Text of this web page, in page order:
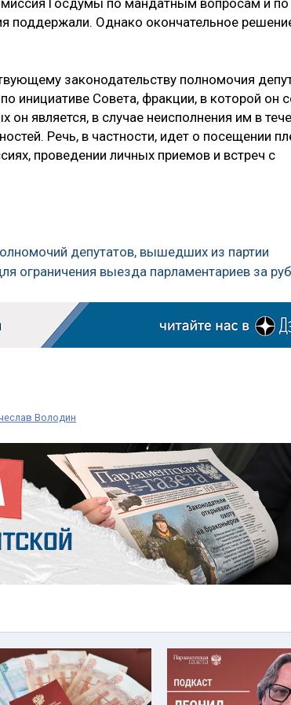
поддержали. Однако окончательное
законодательству полномочия
инициативе Совета, фракции, в которой он
является, в случае неисполнения им в
Речь, в частности, идет о посещении
проведении личных приемов и встреч с
депутатов, вышедших из партии
ограничения выезда парламентариев за
Володин